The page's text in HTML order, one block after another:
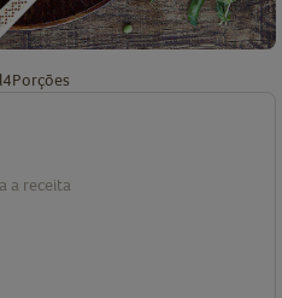
4Porções
a receita